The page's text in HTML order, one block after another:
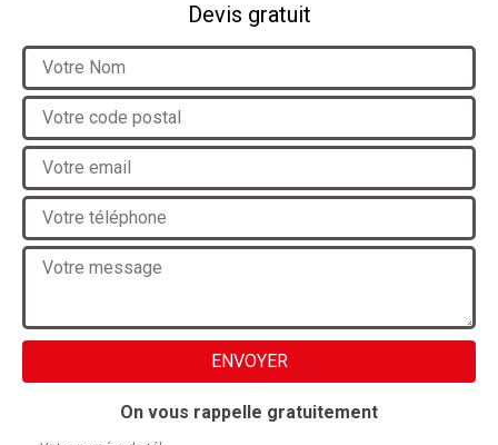
Devis gratuit
On vous rappelle gratuitement